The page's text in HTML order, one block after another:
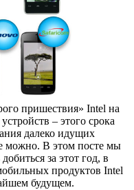
пришествия» Intel на
– этого срока
далеко идущих
можно. В этом посте мы
за этот год, в
продуктов Intel
будущем.